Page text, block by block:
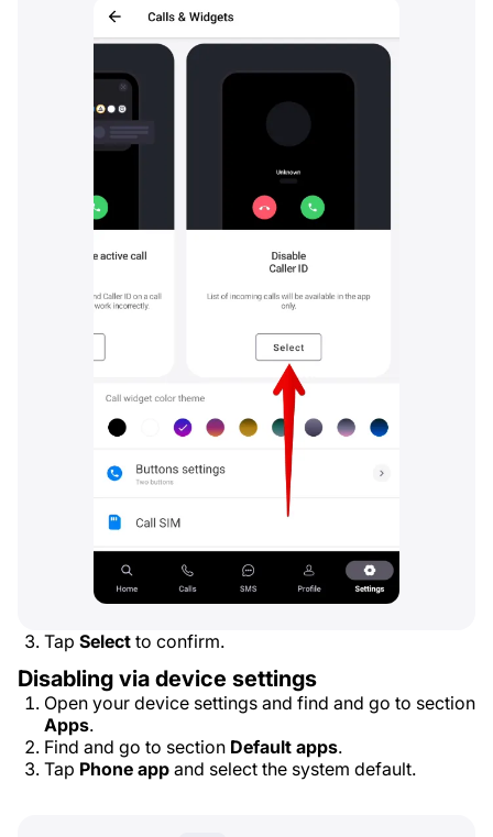
Tap Select to confirm.
Disabling via device settings
Open your device settings and find and go to section
Apps.
Find and go to section Default apps.
Tap Phone app and select the system default.